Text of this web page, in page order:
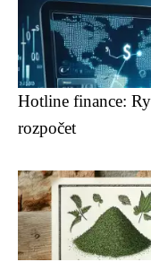
Hotline finance:
rozpočet